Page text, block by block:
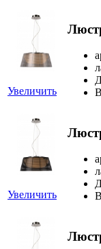
Увеличить
Увеличить